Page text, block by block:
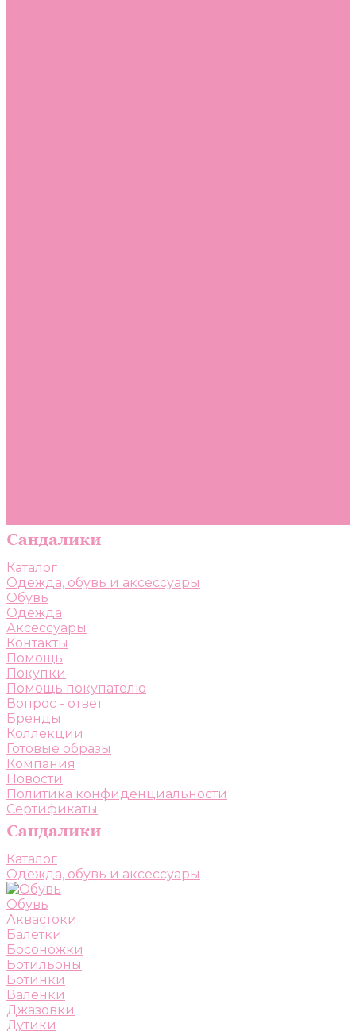
Каталог
Одежда, обувь и аксессуары
Обувь
Одежда
Аксессуары
Контакты
Помощь
Покупки
Помощь покупателю
Вопрос - ответ
Бренды
Коллекции
Готовые образы
Компания
Новости
Политика конфиденциальности
Сертификаты
Каталог
Одежда, обувь и аксессуары
Обувь
Аквастоки
Балетки
Босоножки
Ботильоны
Ботинки
Валенки
Джазовки
Дутики